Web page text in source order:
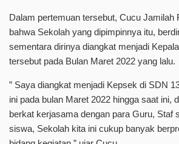
Dalam pertemuan tersebut, Cucu Jamilah
bahwa Sekolah yang dipimpinnya itu,
sementara dirinya diangkat menjadi
tersebut pada Bulan Maret 2022 yang lalu.
” Saya diangkat menjadi Kepsek di SDN
ini pada bulan Maret 2022 hingga saat ini,
berkat kerjasama dengan para Guru, Staf
siswa, Sekolah kita ini cukup banyak